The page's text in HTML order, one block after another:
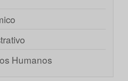
Humanos